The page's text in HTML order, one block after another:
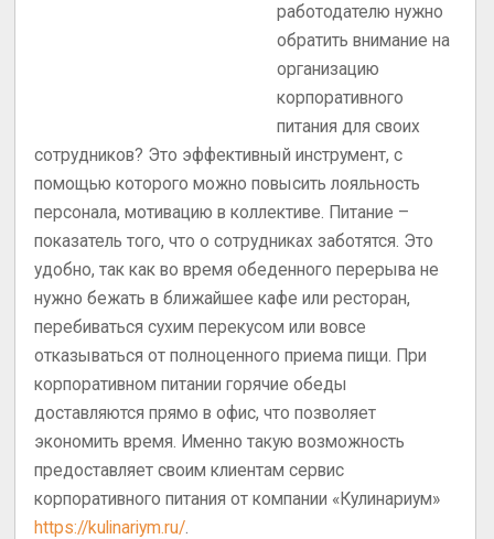
работодателю нужно
обратить внимание на
организацию
корпоративного
питания для своих
сотрудников? Это эффективный инструмент, с
помощью которого можно повысить лояльность
персонала, мотивацию в коллективе. Питание –
показатель того, что о сотрудниках заботятся. Это
удобно, так как во время обеденного перерыва не
нужно бежать в ближайшее кафе или ресторан,
перебиваться сухим перекусом или вовсе
отказываться от полноценного приема пищи. При
корпоративном питании горячие обеды
доставляются прямо в офис, что позволяет
экономить время. Именно такую возможность
предоставляет своим клиентам сервис
корпоративного питания от компании «Кулинариум»
https://kulinariym.ru/.